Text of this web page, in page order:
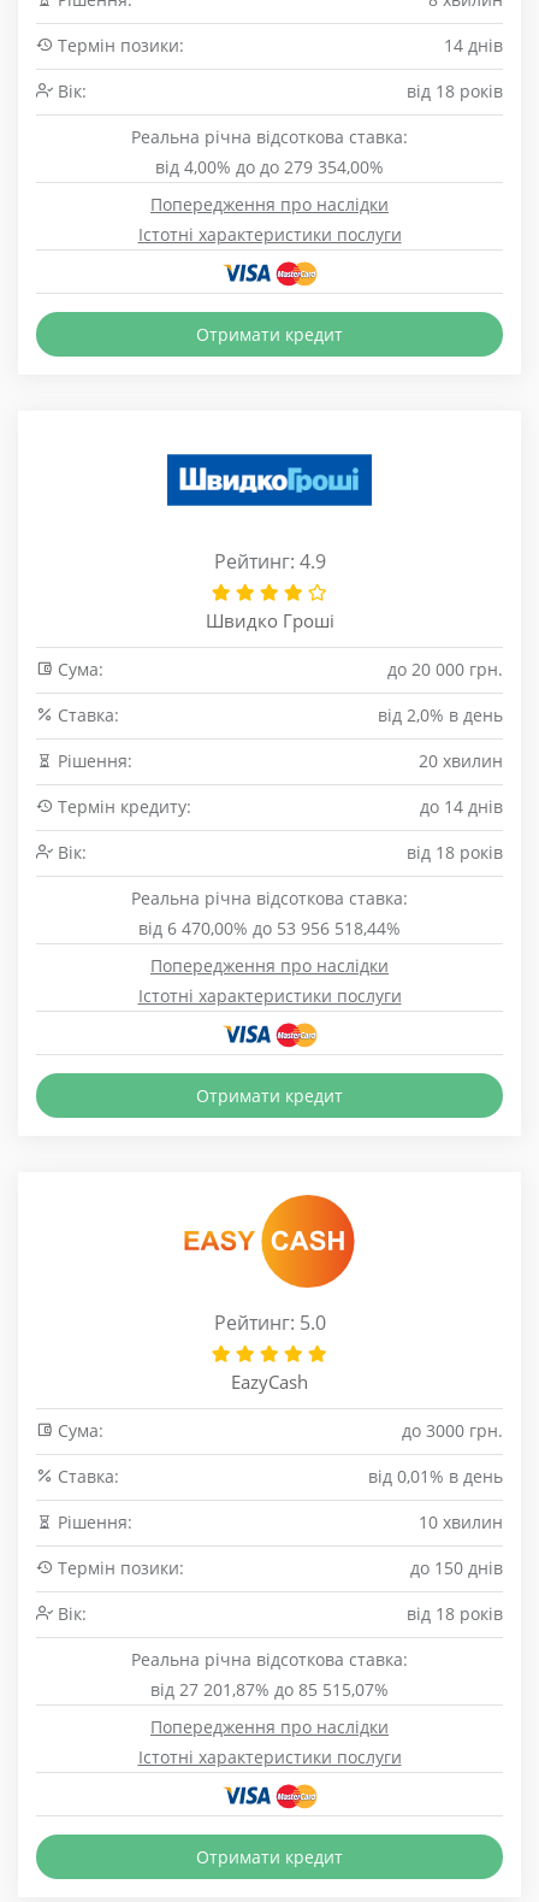
Термін позики:
14 днів
Вік:
від 18 років
Реальна річна відсоткова ставка:
від 4,00% до до 279 354,00%
Попередження про наслідки
Істотні характеристики послуги
Отримати кредит
Рейтинг: 4.9
Швидко Гроші
Сума:
до 20 000 грн.
Cтавка:
від 2,0% в день
Рішення:
20 хвилин
Термін кредиту:
до 14 днів
Вік:
від 18 років
Реальна річна відсоткова ставка:
від 6 470,00% до 53 956 518,44%
Попередження про наслідки
Істотні характеристики послуги
Отримати кредит
Рейтинг: 5.0
EazyCash
Сума:
до 3000 грн.
Cтавка:
від 0,01% в день
Рішення:
10 хвилин
Термін позики:
до 150 днів
Вік:
від 18 років
Реальна річна відсоткова ставка:
від 27 201,87% до 85 515,07%
Попередження про наслідки
Істотні характеристики послуги
Отримати кредит